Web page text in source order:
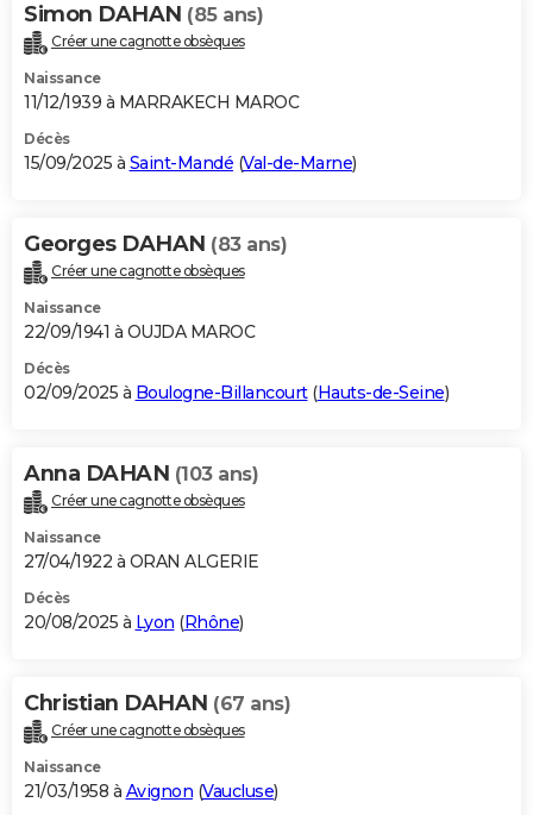
Simon DAHAN (85 ans)
Créer une cagnotte obsèques
Naissance
11/12/1939 à MARRAKECH MAROC
Décès
15/09/2025 à Saint-Mandé (Val-de-Marne)
Georges DAHAN (83 ans)
Créer une cagnotte obsèques
Naissance
22/09/1941 à OUJDA MAROC
Décès
02/09/2025 à Boulogne-Billancourt(Hauts-de-Seine)
Anna DAHAN (103 ans)
Créer une cagnotte obsèques
Naissance
27/04/1922 à ORAN ALGERIE
Décès
20/08/2025 à Lyon (Rhône)
Christian DAHAN (67 ans)
Créer une cagnotte obsèques
Naissance
21/03/1958 à Avignon (Vaucluse)